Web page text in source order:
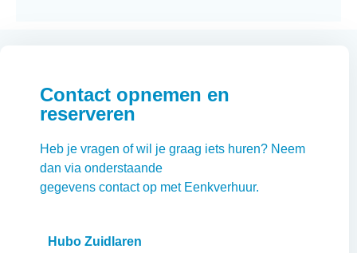
Contact opnemen en
reserveren
Heb je vragen of wil je graag iets huren? Neem
dan via onderstaande
gegevens contact op met Eenkverhuur.
Hubo Zuidlaren